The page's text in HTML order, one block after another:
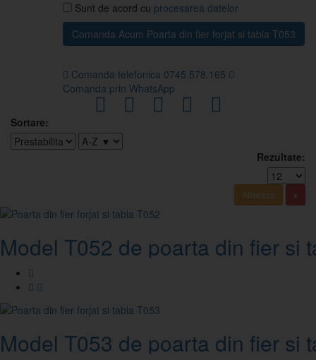
Sunt de acord cu procesarea datelor
Comanda Acum Poarta din fier forjat si tabla T053
Comanda telefonica 0745.578.165
Comanda prin WhatsApp
Sortare:
Rezultate:
Model T052 de poarta din fier si
Model T053 de poarta din fier si